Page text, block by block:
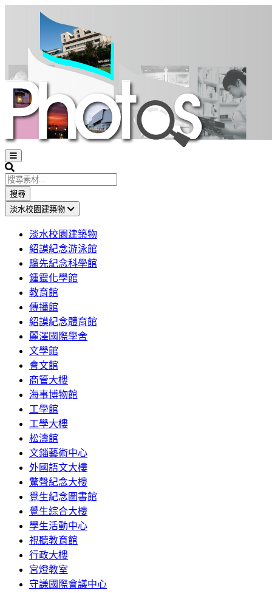
Open
sidebar
Search
搜尋
淡水校園建築物
淡水校園建築物
紹謨紀念游泳館
騮先紀念科學館
鍾靈化學館
教育館
傳播館
紹謨紀念體育館
麗澤國際學舍
文學館
會文館
商管大樓
海事博物館
工學館
工學大樓
松濤館
文錙藝術中心
外國語文大樓
驚聲紀念大樓
覺生紀念圖書館
覺生綜合大樓
學生活動中心
視聽教育館
行政大樓
宮燈教室
守謙國際會議中心